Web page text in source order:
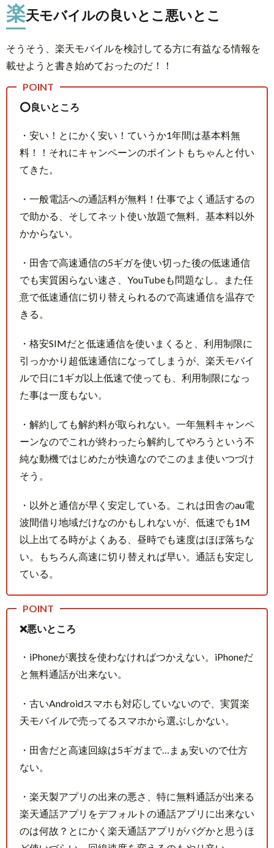
結
論、
○○○
な人
めと
け
Android
に乗り
換え
Google
ってど
の？
つ
い
に
ヤ
バ
い
ン
セ
を…
楽天モバイルの良いとこ悪いとこ
そうそう、楽天モバイルを検討してる方に有益なる情報を
載せようと書き始めておったのだ！！
⭕良いところ
・安い！とにかく安い！ていうか1年間は基本料無
料！！それにキャンペーンのポイントもちゃんと付い
てきた。
・一般電話への通話料が無料！仕事でよく通話するの
で助かる、そしてネット使い放題で無料。基本料以外
かからない。
・田舎で高速通信の5ギガを使い切った後の低速通信
でも実質困らない速さ、YouTubeも問題なし。また任
意で低速通信に切り替えられるので高速通信を温存で
きる。
・格安SIMだと低速通信を使いまくると、利用制限に
引っかかり超低速通信になってしまうが、楽天モバイ
ルで日に1ギガ以上低速で使っても、利用制限になっ
た事は一度もない。
・解約しても解約料が取られない。一年無料キャンペ
ーンなのでこれが終わったら解約してやろうという不
純な動機ではじめたが快適なのでこのまま使いつづけ
そう。
・以外と通信が早く安定している。これは田舎のau電
波間借り地域だけなのかもしれないが、低速でも1M
以上出てる時がよくある、昼時でも速度はほぼ落ちな
い。もちろん高速に切り替えれば早い。通話も安定し
ている。
❌悪いところ
・iPhoneが裏技を使わなければつかえない。iPhoneだ
と無料通話が出来ない。
・古いAndroidスマホも対応していないので、実質楽
天モバイルで売ってるスマホから選ぶしかない。
・田舎だと高速回線は5ギガまで…まぁ安いので仕方
ない。
・楽天製アプリの出来の悪さ、特に無料通話が出来る
楽天通話アプリをデフォルトの通話アプリに出来ない
のは何故？とにかく楽天通話アプリがバグかと思うほ